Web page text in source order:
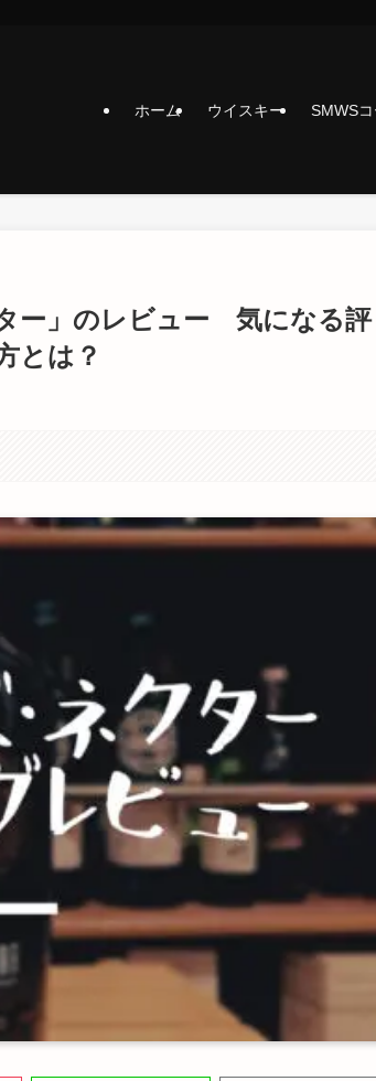
ホーム ウイスキー SMWS
」のレビュー 気になる評
とは？